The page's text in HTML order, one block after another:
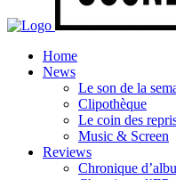
Home
News
Le son de la
Clipothèque
Le coin des
Music & Screen
Reviews
Chronique